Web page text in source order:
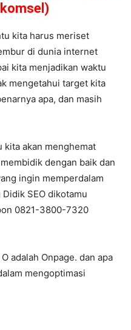
kita harus meriset
di dunia internet
kita menjadikan waktu
mengetahui target kita
apa, dan masih
akan menghemat
dengan baik dan
ingin memperdalam
SEO dikotamu
0821-3800-7320
adalah Onpage. dan apa
mengoptimasi